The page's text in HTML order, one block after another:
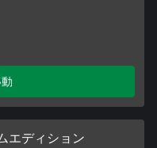
があります。
エディション